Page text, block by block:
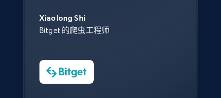
10.4K+ 1.2K+
X (formerly Twitter) - Posts - Getting x
Xiaolong Shi
Bitget 的爬虫工程师
帮助您轻松绕过烦人的验证码
（CAPTCHA）。
数据科学专家
共网络数据以满足需求，并通过
其支持团队和开发团队，让我们
Charmagne Cruz
—— Shopee Philippines Inc. 报告与分析、
tgndata 的首席执行官 (CEO)
沟通，他的协助对我们非常有帮
助。
Convert Group 的 CTO
服务和支持团队也非常认可。